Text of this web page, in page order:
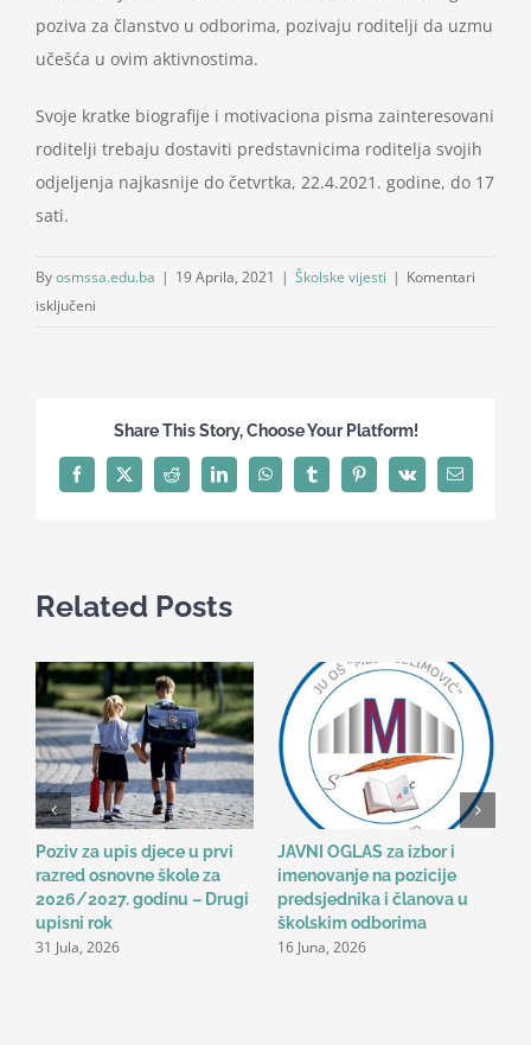
poziva za članstvo u odborima, pozivaju roditelji da uzmu
učešća u ovim aktivnostima.
Svoje kratke biografije i motivaciona pisma zainteresovani
roditelji trebaju dostaviti predstavnicima roditelja svojih
odjeljenja najkasnije do četvrtka, 22.4.2021. godine, do 17
sati.
Byosmssa.edu.ba | 19 Aprila, 2021 | Školske vijesti | Komentari
isključeni
Share This Story, Choose Your Platform!
Facebook
X Reddit LinkedInWhatsAppTumblrPinterest
Vk Email
Related Posts
Poziv za upis djece u prvi
razred osnovne škole za
2026/2027. godinu – Drugi
upisni rok
31 Jula, 2026
JAVNI OGLAS za izbor i
imenovanje na pozicije
predsjednika i članova u
školskim odborima
16 Juna, 2026